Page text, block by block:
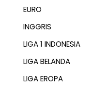
EURO
INGGRIS
LIGA 1 INDONESIA
LIGA BELANDA
LIGA EROPA